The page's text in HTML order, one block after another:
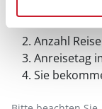
Reisedauer
Anzahl
Anreisetag
Sie